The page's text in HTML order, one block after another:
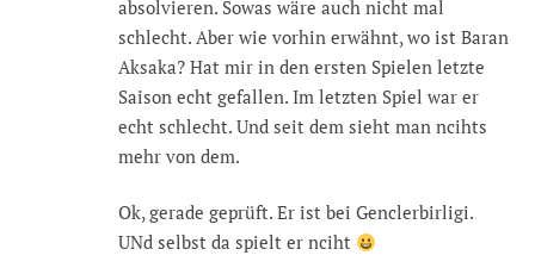
absolvieren. Sowas wäre auch nicht mal
schlecht. Aber wie vorhin erwähnt, wo ist Baran
Aksaka? Hat mir in den ersten Spielen letzte
Saison echt gefallen. Im letzten Spiel war er
echt schlecht. Und seit dem sieht man ncihts
mehr von dem.
Ok, gerade geprüft. Er ist bei Genclerbirligi.
UNd selbst da spielt er nciht